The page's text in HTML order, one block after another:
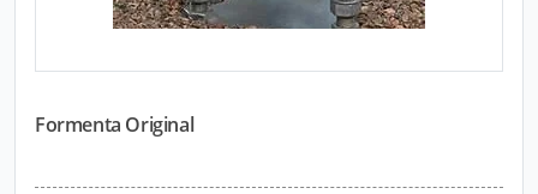
Formenta Original